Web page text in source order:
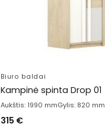
Biuro baldai
Kampinė spinta Drop 01
Aukštis: 1990 mmGylis: 820 mm
315 €